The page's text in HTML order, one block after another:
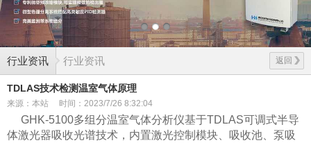
行业资讯 返回
行业资讯
TDLAS技术检测温室气体原理
来源：本站 时间：2023/7/26 8:32:04
GHK-5100多组分温室气体分析仪基于TDLAS可调式半导
体激光器吸收光谱技术，内置激光控制模块、吸收池、泵吸